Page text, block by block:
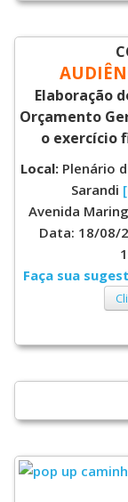
Elaboração
Orçamento
o exercício
Local: Plenário
Sarandi
Avenida
Data: 18/08/
Faça sua